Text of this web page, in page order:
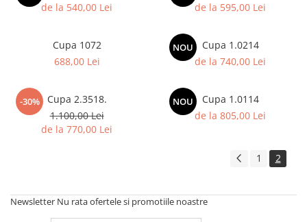
de la 540,00 Lei
de la 595,00 Lei
Cupa 1072
688,00 Lei
NOU
Cupa 1.0214
de la 740,00 Lei
-30%
Cupa 2.3518.
1.100,00 Lei
de la 770,00 Lei
NOU
Cupa 1.0114
de la 805,00 Lei
1 2
Newsletter Nu rata ofertele si promotiile noastre